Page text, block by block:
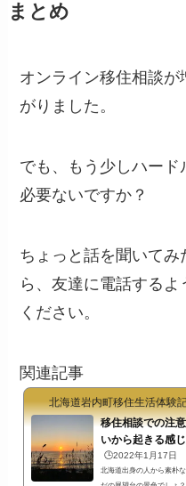
まとめ
オンライン移住相談
がりました。
でも、もう少しハー
必要ないですか？
ちょっと話を聞いて
ら、友達に電話する
ください。
関連記事
北海道岩内町移住生活体験
移住相談での注
いから起きる感
🕒️2022年1月17日
北海道出身の人から素朴